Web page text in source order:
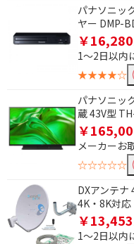
パナソニッ
ヤー DMP-
￥16,280
1～2日以内
★★★★☆
パナソニッ
蔵 43V型
￥
メーカーお
☆☆☆☆☆
DXアンテナ
4K・8K対応
￥13,453
1～2日以内
電源方式で絞
AC電源
タイプで絞り
スタンダードタイ
形状で絞り込む
L型プラグ-ストレ
プラグ
HDMI⇔Type-C
容量で絞り込む